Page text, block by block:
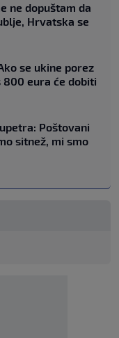
ne dopuštam da
Hrvatska se
se ukine porez
800 eura će dobiti
Poštovani
sitnež, mi smo